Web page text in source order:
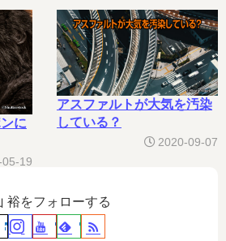
に
19
アスファルトが大気を汚染
している？
2020-09-07
裕をフォローする